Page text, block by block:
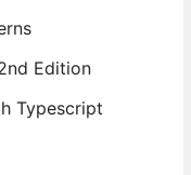
Edition
Typescript